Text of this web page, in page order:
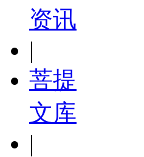
资讯
|
菩提
文库
|